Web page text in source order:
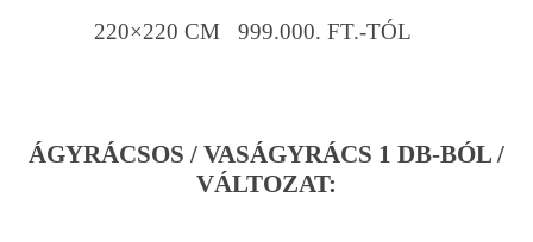
220×220 CM 999.000. FT.-TÓL
ÁGYRÁCSOS / VASÁGYRÁCS 1 DB-BÓL /
VÁLTOZAT: